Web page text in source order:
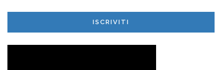
ISCRIVITI